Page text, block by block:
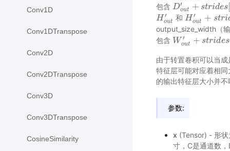
Conv1D
Conv1DTranspose
Conv2D
Conv2DTranspose
Conv3D
Conv3DTranspose
CosineSimilarity
包含 D′
out + strides
Dout′ +st rides[0]
H ′
out
Hout′ 和 H ′
out + stri
Hout′ +st rides
output_size_width（
包含 W ′
out + strides
Wout′ +st rides[2]
由于转置卷积可以当
特征层可能对应着相
的输出特征层大小并不
参数:
x (Tensor) - 形
寸，C是通道数